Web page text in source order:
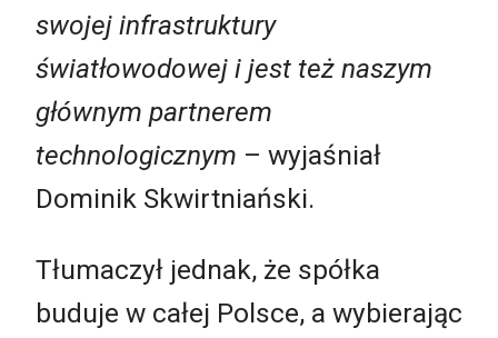
swojej infrastruktury
światłowodowej i jest też naszym
głównym partnerem
technologicznym – wyjaśniał
Dominik Skwirtniański.
Tłumaczył jednak, że spółka
buduje w całej Polsce, a wybierając